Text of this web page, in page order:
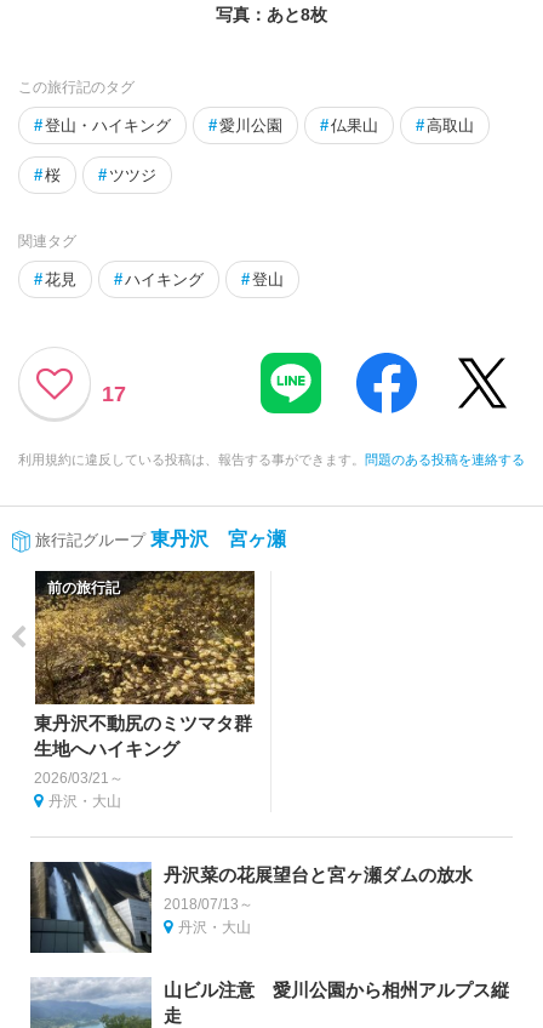
写真：あと8枚
この旅行記のタグ
#登山・ハイキング #愛川公園 #仏果山 #高取山
#桜 # ツツジ
関連タグ
#花見 #ハイキング #登山
17
利用規約に違反している投稿は、報告する事ができます。 問題のある投稿を連絡する
旅行記グループ 東丹沢 宮ヶ瀬
前の旅行記
東丹沢不動尻のミツマタ群
生地へハイキング
2026/03/21～
丹沢・大山
丹沢菜の花展望台と宮ヶ瀬ダムの放水
2018/07/13～
丹沢・大山
山ビル注意 愛川公園から相州アルプス縦
走